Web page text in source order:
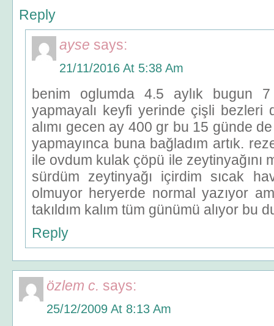
Reply
ayse says:
21/11/2016 At 5:38 Am
benim oglumda 4.5 aylık bugun
yapmayalı keyfi yerinde çişli bezleri
alımı gecen ay 400 gr bu 15 günde
yapmayınca buna bağladım artık.
ile ovdum kulak çöpü ile zeytinyağını
sürdüm zeytinyağı içirdim sıcak
olmuyor heryerde normal yazıyor
takıldım kalım tüm günümü alıyor bu
Reply
özlem c. says:
25/12/2009 At 8:13 Am